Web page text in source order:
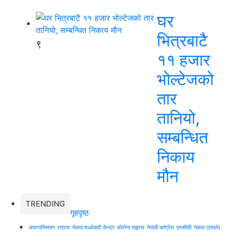
९
घर
भित्रबाटै
११ हजार
भोल्टेजको
तार
तानियो,
सम्बन्धित
निकाय
मौन
TRENDING
अफगानिस्तान राप्रपा नेकपा माओवादी केन्द्र कोरोना भाइरस नेपाली कांग्रेस एमसीसी नेकपा (एमाले)
गृहपृष्ठ